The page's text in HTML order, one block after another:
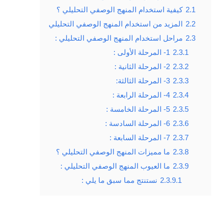
2.1 كيفية استخدام المنهج الوصفي التحليلي ؟
2.2 المزيد من استخدام المنهج الوصفي التحليلي
2.3 مراحل استخدام المنهج الوصفي التحليلي :
2.3.1 1- المرحلة الأولى :
2.3.2 2- المرحلة الثانية :
2.3.3 3- المرحلة الثالثة:
2.3.4 4- المرحلة الرابعة :
2.3.5 5- المرحلة الخامسة :
2.3.6 6- المرحلة السادسة :
2.3.7 7- المرحلة السابعة :
2.3.8 ما مميزات المنهج الوصفي التحليلي ؟
2.3.9 ما العيوب المنهج الوصفي التحليلي :
2.3.9.1 نستنتج مما سبق ما يلي :